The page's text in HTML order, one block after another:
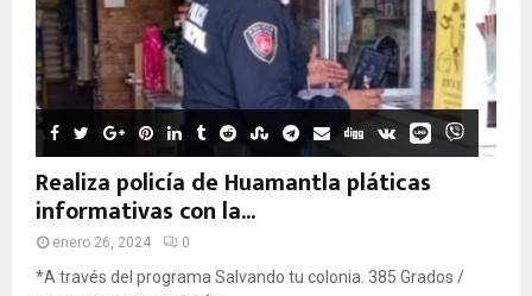
Realiza policía de Huamantla pláticas
informativas con la...
enero 26, 2024 0
*A través del programa Salvando tu colonia. 385 Grados /